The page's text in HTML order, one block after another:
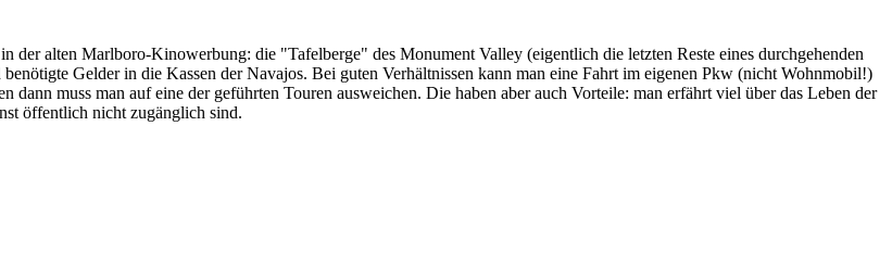
alten Marlboro-Kinowerbung: die "Tafelberge" des Monument Valley (eigentlich die letzten Reste eines durchgehenden
Gelder in die Kassen der Navajos. Bei guten Verhältnissen kann man eine Fahrt im eigenen Pkw (nicht Wohnmobil!)
dann muss man auf eine der geführten Touren ausweichen. Die haben aber auch Vorteile: man erfährt viel über das Leben der
öffentlich nicht zugänglich sind.